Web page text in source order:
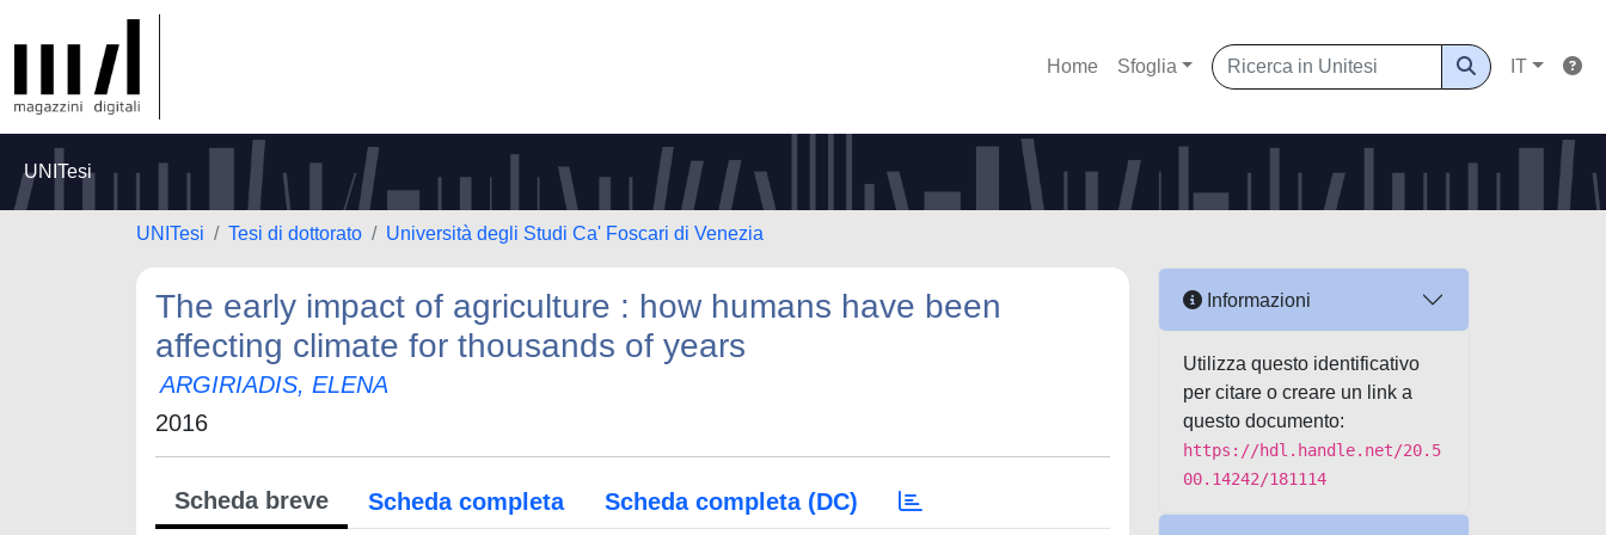
Home Sfoglia IT
UNITesi
UNITesi Tesi di dottorato Università degli Studi Ca' Foscari di Venezia
The early impact of agriculture : how humans have been
affecting climate for thousands of years
ARGIRIADIS, ELENA
2016
Scheda breve Scheda completa Scheda completa (DC)
Informazioni
Utilizza questo identificativo
per citare o creare un link a
questo documento:
https://hdl.handle.net/20.5
00.14242/181114